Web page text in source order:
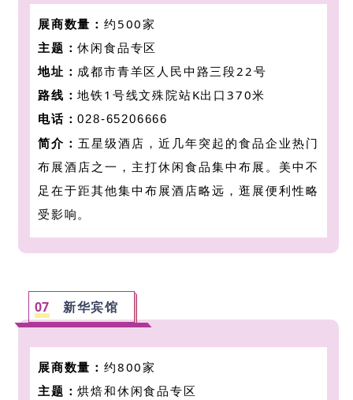
展商数量： 约500家
主题：休闲食品专区
地址： 成都市青羊区人民中路三段22号
路线：地铁1号线文殊院站K出口370米
电话：028-65206666
简介： 五星级酒店，近几年突起的食品企业热门
布展酒店之一，主打休闲食品集中布展。美中不
足在于距其他集中布展酒店略远，逛展便利性略
受影响。
07 新华宾馆
展商数量： 约800家
主题：烘焙和休闲食品专区